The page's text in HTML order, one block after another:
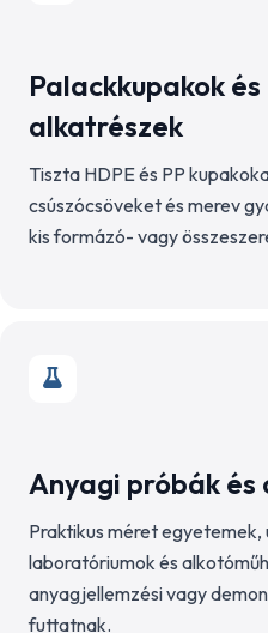
Palackkupakok
alkatrészek
Tiszta HDPE és PP
csúszócsöveket és merev
kis formázó- vagy
Anyagi próbák és
Praktikus méret egyetemek,
laboratóriumok és
anyagjellemzési vagy
futtatnak.